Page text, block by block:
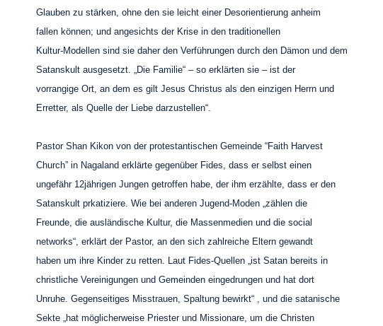
Glauben zu stärken, ohne den sie leicht einer Desorientierung anheim
fallen können; und angesichts der Krise in den traditionellen
Kultur-Modellen sind sie daher den Verführungen durch den Dämon und dem
Satanskult ausgesetzt. „Die Familie“ – so erklärten sie – ist der
vorrangige Ort, an dem es gilt Jesus Christus als den einzigen Herrn und
Erretter, als Quelle der Liebe darzustellen“.
Pastor Shan Kikon von der protestantischen Gemeinde “Faith Harvest
Church” in Nagaland erklärte gegenüber Fides, dass er selbst einen
ungefähr 12jährigen Jungen getroffen habe, der ihm erzählte, dass er den
Satanskult prkatiziere. Wie bei anderen Jugend-Moden „zählen die
Freunde, die ausländische Kultur, die Massenmedien und die social
networks“, erklärt der Pastor, an den sich zahlreiche Eltern gewandt
haben um ihre Kinder zu retten. Laut Fides-Quellen „ist Satan bereits in
christliche Vereinigungen und Gemeinden eingedrungen und hat dort
Unruhe. Gegenseitiges Misstrauen, Spaltung bewirkt“ , und die satanische
Sekte „hat möglicherweise Priester und Missionare, um die Christen